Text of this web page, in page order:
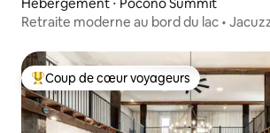
Retraite moderne au bord du lac •
Coups de cœur voyageurs les plus
Coup de cœur voyageurs